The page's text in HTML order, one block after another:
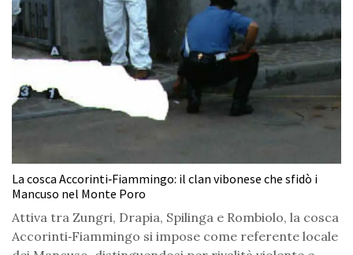
La cosca Accorinti‑Fiammingo: il clan vibonese che sfidò i
Mancuso nel Monte Poro
Attiva tra Zungri, Drapia, Spilinga e Rombiolo, la cosca
Accorinti‑Fiammingo si impose come referente locale